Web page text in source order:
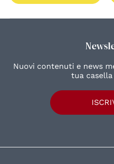
Nuovi contenuti e news
tua